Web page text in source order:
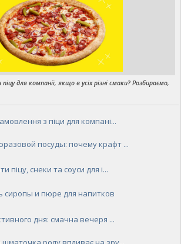
для компанії, якщо в усіх різні смаки? Розбираємо,
з піци для компані...
посуды: почему крафт ...
піцу, снеки та соуси для і...
сиропы и пюре для напитков
дня: смачна вечеря ...